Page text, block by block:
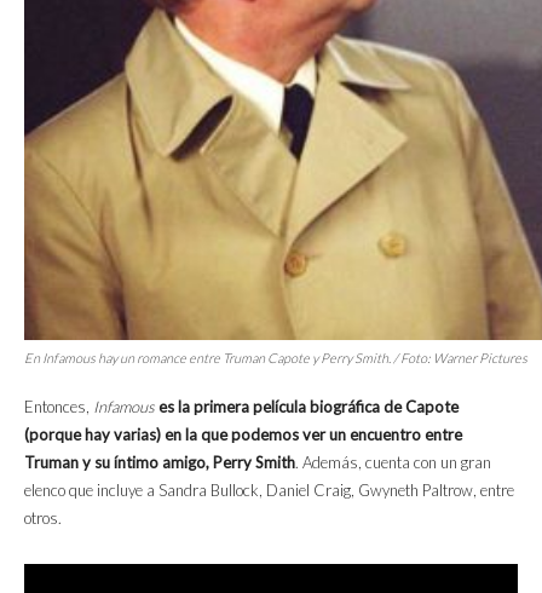
En Infamous hay un romance entre Truman Capote y Perry Smith. / Foto: Warner Pictures
Entonces, Infamouses la primera película biográfica de Capote
(porque hay varias) en la que podemos ver un encuentro entre
Truman y su íntimo amigo, Perry Smith. Además, cuenta con un gran
elenco que incluye a Sandra Bullock, Daniel Craig, Gwyneth Paltrow, entre
otros.